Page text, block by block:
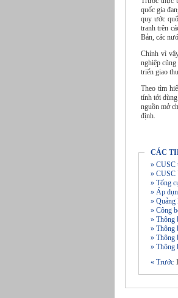
quốc gia
quy ước
tranh trên
Bản, các
Chính vì
nghiệp
triển giao
Theo tìm
tính tới
nguồn mở
định.
CÁC
»
»
» Tổng
» Áp
»
»
»
»
»
»
« Trước 1